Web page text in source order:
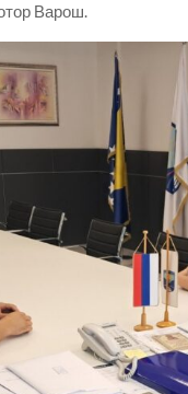
Варош.